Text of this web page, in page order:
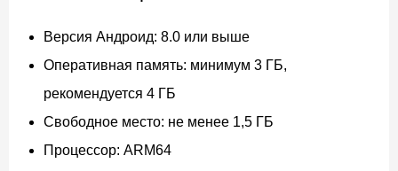
Версия Андроид: 8.0 или выше
Оперативная память: минимум 3 ГБ,
рекомендуется 4 ГБ
Свободное место: не менее 1,5 ГБ
Процессор: ARM64